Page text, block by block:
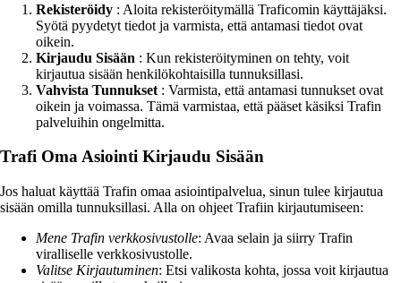
Rekisteröidy : Aloita rekisteröitymällä Traficomin käyttäjäksi.
Syötä pyydetyt tiedot ja varmista, että antamasi tiedot ovat
oikein.
Kirjaudu Sisään : Kun rekisteröityminen on tehty, voit
kirjautua sisään henkilökohtaisilla tunnuksillasi.
Vahvista Tunnukset : Varmista, että antamasi tunnukset ovat
oikein ja voimassa. Tämä varmistaa, että pääset käsiksi Trafin
palveluihin ongelmitta.
Trafi Oma Asiointi Kirjaudu Sisään
Jos haluat käyttää Trafin omaa asiointipalvelua, sinun tulee kirjautua
sisään omilla tunnuksillasi. Alla on ohjeet Trafiin kirjautumiseen:
Mene Trafin verkkosivustolle: Avaa selain ja siirry Trafin
viralliselle verkkosivustolle.
Valitse Kirjautuminen: Etsi valikosta kohta, jossa voit kirjautua